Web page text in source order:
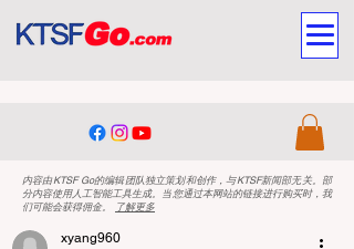
内容由KTSF Go的编辑团队独立策划和创作，与KTSF新闻部无关。部
分内容使用人工智能工具生成。当您通过本网站的链接进行购买时，我
们可能会获得佣金。
了解更多
xyang960